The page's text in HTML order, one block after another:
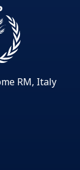
RM, Italy